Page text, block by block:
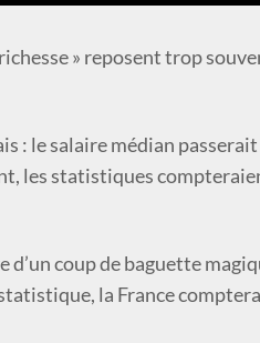
» reposent trop
: le salaire médian
les statistiques
d’un coup de baguette
la France